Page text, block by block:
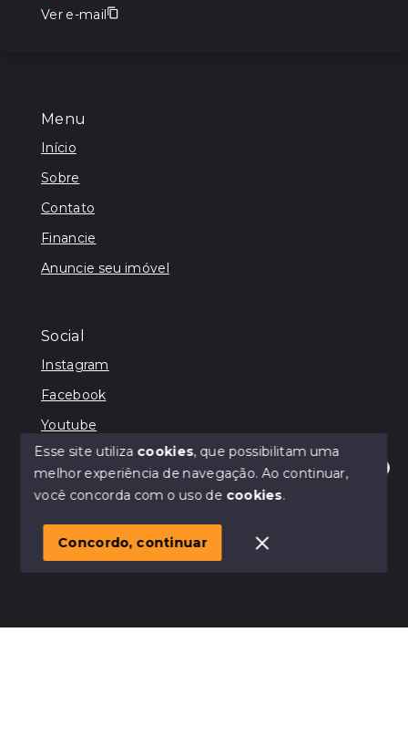
Olá! Estamos disponíveis para te ajudar
Menu
Início
Sobre
Contato
Financie
Anuncie seu imóvel
Social
Instagram
Facebook
Youtube
© Copyright 2026 - Terra Nobre - CRECI JURIDICO:
SITE PARA IMOBILIARIA
Ver e-mail
Esse site utiliza cookies, que possibilitam uma
melhor experiência de navegação.Ao continuar,
você concorda com o uso de cookies.
Concordo, continuar